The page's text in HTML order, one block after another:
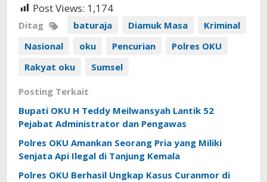
Post Views: 1,174
Ditag baturaja Diamuk Masa
Kriminal
Nasional
oku Pencurian
Polres OKU
Rakyat oku
Sumsel
Posting Terkait
Bupati OKU H Teddy Meilwansyah Lantik 52
Pejabat Administrator dan Pengawas
Polres OKU Amankan Seorang Pria yang Miliki
Senjata Api Ilegal di Tanjung Kemala
Polres OKU Berhasil Ungkap Kasus Curanmor di